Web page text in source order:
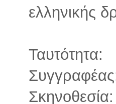
ελληνικής
Ταυτότητα: